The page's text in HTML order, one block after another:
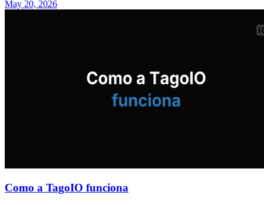
May 20, 2026
Como a TagoIO funciona